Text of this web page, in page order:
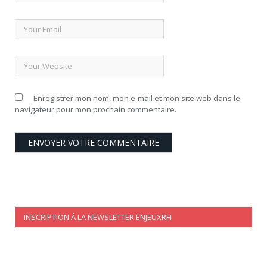
Enregistrer mon nom, mon e-mail et mon site web dans le
navigateur pour mon prochain commentaire.
INSCRIPTION À LA NEWSLETTER ENJEUXRH